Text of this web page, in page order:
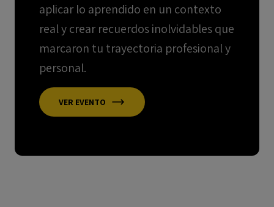
aplicar lo aprendido en un contexto
real y crear recuerdos inolvidables que
marcaron tu trayectoria profesional y
personal.
VER EVENTO